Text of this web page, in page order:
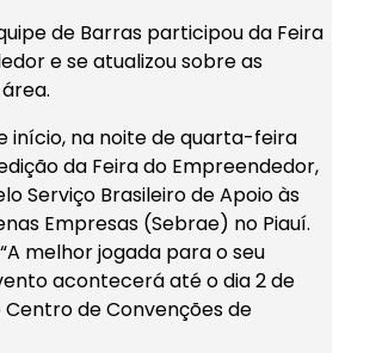
de Barras participou da Feira
e se atualizou sobre as
início, na noite de quarta-feira
edição da Feira do Empreendedor,
Serviço Brasileiro de Apoio às
Empresas (Sebrae) no Piauí.
melhor jogada para o seu
acontecerá até o dia 2 de
de Convenções de